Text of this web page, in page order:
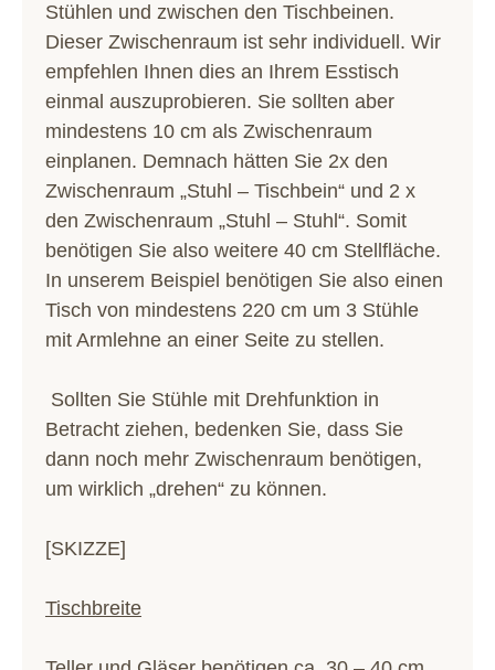
Stühlen und zwischen den Tischbeinen.
Dieser Zwischenraum ist sehr individuell. Wir
empfehlen Ihnen dies an Ihrem Esstisch
einmal auszuprobieren. Sie sollten aber
mindestens 10 cm als Zwischenraum
einplanen. Demnach hätten Sie 2x den
Zwischenraum „Stuhl – Tischbein“ und 2 x
den Zwischenraum „Stuhl – Stuhl“. Somit
benötigen Sie also weitere 40 cm Stellfläche.
In unserem Beispiel benötigen Sie also einen
Tisch von mindestens 220 cm um 3 Stühle
mit Armlehne an einer Seite zu stellen.
Sollten Sie Stühle mit Drehfunktion in
Betracht ziehen, bedenken Sie, dass Sie
dann noch mehr Zwischenraum benötigen,
um wirklich „drehen“ zu können.
[SKIZZE]
Tischbreite